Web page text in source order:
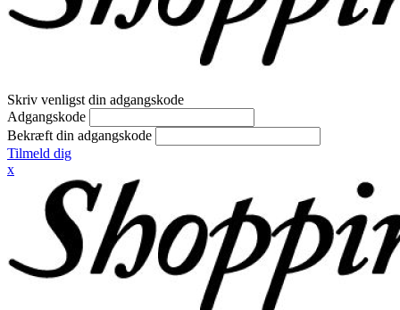
Skriv venligst din adgangskode
Adgangskode
Bekræft din adgangskode
Tilmeld dig
x